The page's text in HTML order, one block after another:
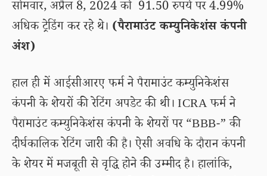
सोमवार, अप्रैल 8, 2024 को 91.50 रुपये पर 4.99%
अधिक ट्रेडिंग कर रहे थे। (पैरामाउंट कम्युनिकेशंस कंपनी
अंश)
हाल ही में आईसीआरए फर्म ने पैरामाउंट कम्युनिकेशंस
कंपनी के शेयरों की रेटिंग अपडेट की थी। ICRA फर्म ने
पैरामाउंट कम्युनिकेशंस कंपनी के शेयरों पर “BBB-” की
दीर्घकालिक रेटिंग जारी की है। ऐसी अवधि के दौरान कंपनी
के शेयर में मजबूती से वृद्धि होने की उम्मीद है। हालांकि,